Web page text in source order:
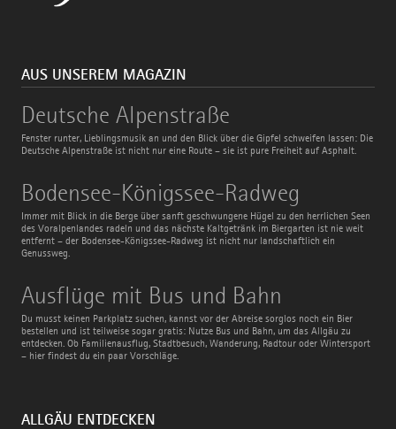
AUS UNSEREM MAGAZIN
Deutsche Alpenstraße
Fenster runter, Lieblingsmusik an und den Blick über die Gipfel schweifen lassen: Die
Deutsche Alpenstraße ist nicht nur eine Route – sie ist pure Freiheit auf Asphalt.
Deutsche
Alpenstraße
Bodensee-Königssee-Radweg
Immer mit Blick in die Berge über sanft geschwungene Hügel zu den herrlichen Seen
des Voralpenlandes radeln und das nächste Kaltgetränk im Biergarten ist nie weit
entfernt – der Bodensee-Königssee-Radweg ist nicht nur landschaftlich ein
Genussweg.
Bodensee-
Königssee-
Radweg
Ausflüge mit Bus und Bahn
Du musst keinen Parkplatz suchen, kannst vor der Abreise sorglos noch ein Bier
bestellen und ist teilweise sogar gratis: Nutze Bus und Bahn, um das Allgäu zu
entdecken. Ob Familienausflug, Stadtbesuch, Wanderung, Radtour oder Wintersport
– hier findest du ein paar Vorschläge.
Ausflüge
mit
Bus
und
Bahn
ALLGÄU ENTDECKEN